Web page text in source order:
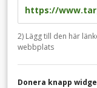
2) Lägg till den här
webbplats
Donera knapp